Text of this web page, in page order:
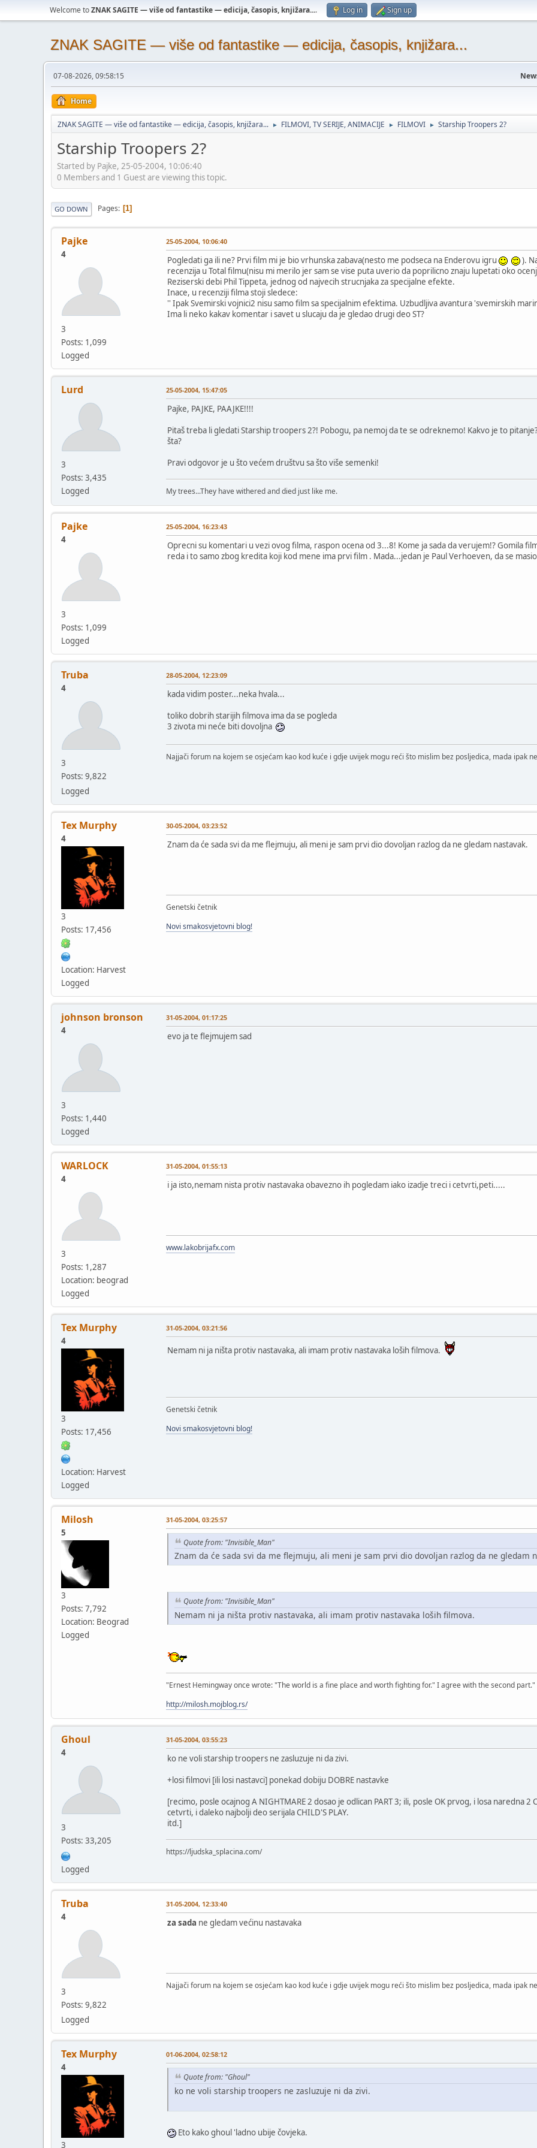
Welcome toZNAK SAGITE — više od fantastike — edicija, časopis, knjižara.... Log in Sign up
ZNAK SAGITE — više od fantastike — edicija, časopis, knjižara...
07-08-2026, 09:58:15
Home
ZNAK SAGITE — više od fantastike — edicija, časopis, knjižara... ► FILMOVI, TV SERIJE, ANIMACIJE ► FILMOVI ► Starship Troopers 2?
Starship Troopers 2?
Started by Pajke, 25-05-2004, 10:06:40
0 Members and 1 Guest are viewing this topic.
GO DOWN Pages 1
Pajke
4
3
Posts: 1,099
Logged
25-05-2004, 10:06:40
Pogledati ga ili ne? Prvi film mi je bio vrhunska zabava(nesto me podseca na Enderovu igru
).
recenzija u Total filmu(nisu mi merilo jer sam se vise puta uverio da poprilicno znaju lupetati oko
Reziserski debi Phil Tippeta, jednog od najvecih strucnjaka za specijalne efekte.
Inace, u recenziji filma stoji sledece:
'' Ipak Svemirski vojnici2 nisu samo film sa specijalnim efektima. Uzbudljiva avantura 'svemirskih
Ima li neko kakav komentar i savet u slucaju da je gledao drugi deo ST?
Lurd
3
Posts: 3,435
Logged
25-05-2004, 15:47:05
Pajke, PAJKE, PAAJKE!!!!
Pitaš treba li gledati Starship troopers 2?! Pobogu, pa nemoj da te se odreknemo! Kakvo je to
šta?
Pravi odgovor je u što većem društvu sa što više semenki!
My trees...They have withered and died just like me.
Pajke
4
3
Posts: 1,099
Logged
25-05-2004, 16:23:43
Oprecni su komentari u vezi ovog filma, raspon ocena od 3...8! Kome ja sada da verujem!? Gomila
reda i to samo zbog kredita koji kod mene ima prvi film . Mada...jedan je Paul Verhoeven, da se
Truba
4
3
Posts: 9,822
Logged
28-05-2004, 12:23:09
kada vidim poster...neka hvala...
toliko dobrih starijih filmova ima da se pogleda
3 zivota mi neće biti dovoljna
Najjači forum na kojem se osjećam kao kod kuće i gdje uvijek mogu reći što mislim bez posljedica, mada ipak
Tex Murphy
4
3
Posts: 17,456
Location: Harvest
Logged
30-05-2004, 03:23:52
Znam da će sada svi da me flejmuju, ali meni je sam prvi dio dovoljan razlog da ne gledam nastavak.
Genetski četnik
Novi smakosvjetovni blog!
johnson bronson
4
3
Posts: 1,440
Logged
31-05-2004, 01:17:25
evo ja te flejmujem sad
WARLOCK
4
3
Posts: 1,287
Location: beograd
Logged
31-05-2004, 01:55:13
i ja isto,nemam nista protiv nastavaka obavezno ih pogledam iako izadje treci i cetvrti,peti.....
www.lakobrijafx.com
Tex Murphy
4
3
Posts: 17,456
Location: Harvest
Logged
31-05-2004, 03:21:56
Nemam ni ja ništa protiv nastavaka, ali imam protiv nastavaka loših filmova.
Genetski četnik
Novi smakosvjetovni blog!
Milosh
5
3
Posts: 7,792
Location: Beograd
Logged
31-05-2004, 03:25:57
Quote from: "Invisible_Man"
Znam da će sada svi da me flejmuju, ali meni je sam prvi dio dovoljan razlog da ne gledam
Quote from: "Invisible_Man"
Nemam ni ja ništa protiv nastavaka, ali imam protiv nastavaka loših filmova.
"Ernest Hemingway once wrote: "The world is a fine place and worth fighting for." I agree with the second part."
http://milosh.mojblog.rs/
Ghoul
4
3
Posts: 33,205
Logged
31-05-2004, 03:55:23
ko ne voli starship troopers ne zasluzuje ni da zivi.
+losi filmovi [ili losi nastavci] ponekad dobiju DOBRE nastavke
[recimo, posle ocajnog A NIGHTMARE 2 dosao je odlican PART 3; ili, posle OK prvog, i losa naredna 2
cetvrti, i daleko najbolji deo serijala CHILD'S PLAY.
itd.]
https://ljudska_splacina.com/
Truba
4
3
Posts: 9,822
Logged
31-05-2004, 12:33:40
za sada ne gledam većinu nastavaka
Najjači forum na kojem se osjećam kao kod kuće i gdje uvijek mogu reći što mislim bez posljedica, mada ipak
Tex Murphy
4
3
01-06-2004, 02:58:12
Quote from: "Ghoul"
ko ne voli starship troopers ne zasluzuje ni da zivi.
Eto kako ghoul 'ladno ubije čovjeka.